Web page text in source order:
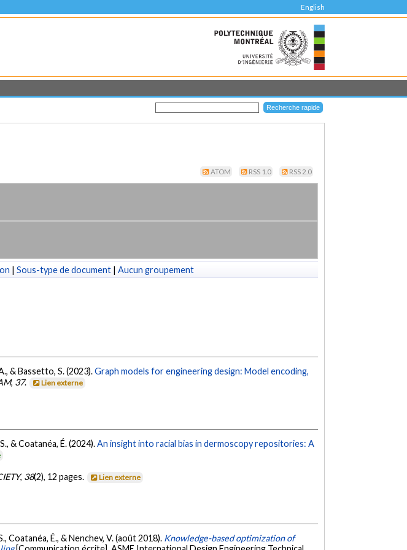
English
ATOM RSS 1.0 RSS 2.0
| Sous-type de document | Aucun groupement
& Bassetto, S. (2023).Graph models for engineering design: Model encoding,
, 37. Lien externe
& Coatanéa, É. (2024).An insight into racial bias in dermoscopy repositories: A
, 38(2), 12 pages. Lien externe
Coatanéa, É., & Nenchev, V. (août 2018). Knowledge-based optimization of